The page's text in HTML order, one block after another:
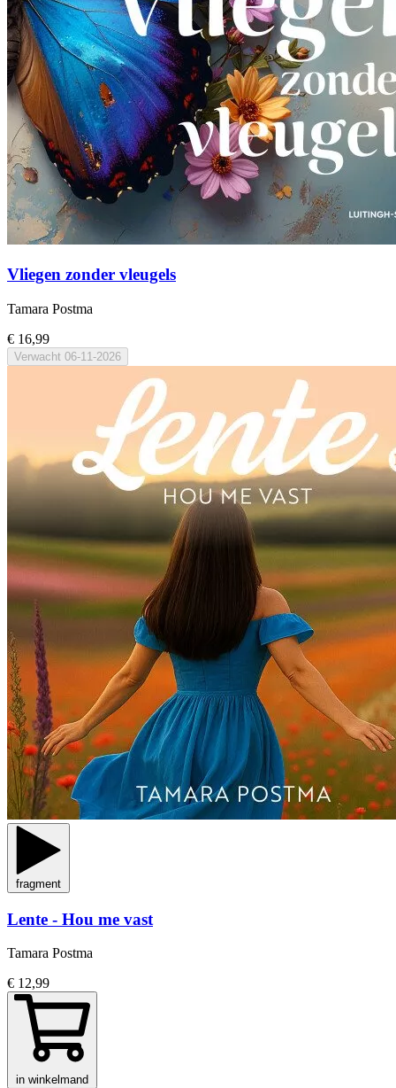
Vliegen zonder vleugels
Tamara Postma
€ 16,99
Verwacht 06-11-2026
fragment
Lente - Hou me vast
Tamara Postma
€ 12,99
in winkelmand